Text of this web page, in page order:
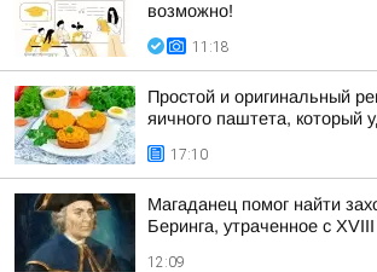
возможно!
11:18
Простой и оригинальный
яичного паштета, который
17:10
Магаданец помог найти
Беринга, утраченное с XVIII
12:09